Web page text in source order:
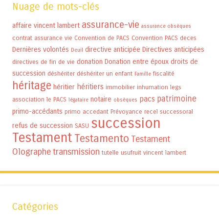
Nuage de mots-clés
affaire vincent lambert assurance-vie assurance obsèques
contrat assurance vie Convention de PACS Convention PACS deces
Dernières volontés Deuil directive anticipée Directives anticipées
directives de fin de vie donation Donation entre époux droits de
succession déshériter déshériter un enfant Famille fiscalité
héritage héritier héritiers immobilier inhumation legs
association le PACS légataire notaire obsèques pacs patrimoine
primo-accédants primo accedant Prévoyance recel successoral
refus de succession SASU succession
Testament Testamento Testament
Olographetransmission tutelle usufruit vincent lambert
Catégories